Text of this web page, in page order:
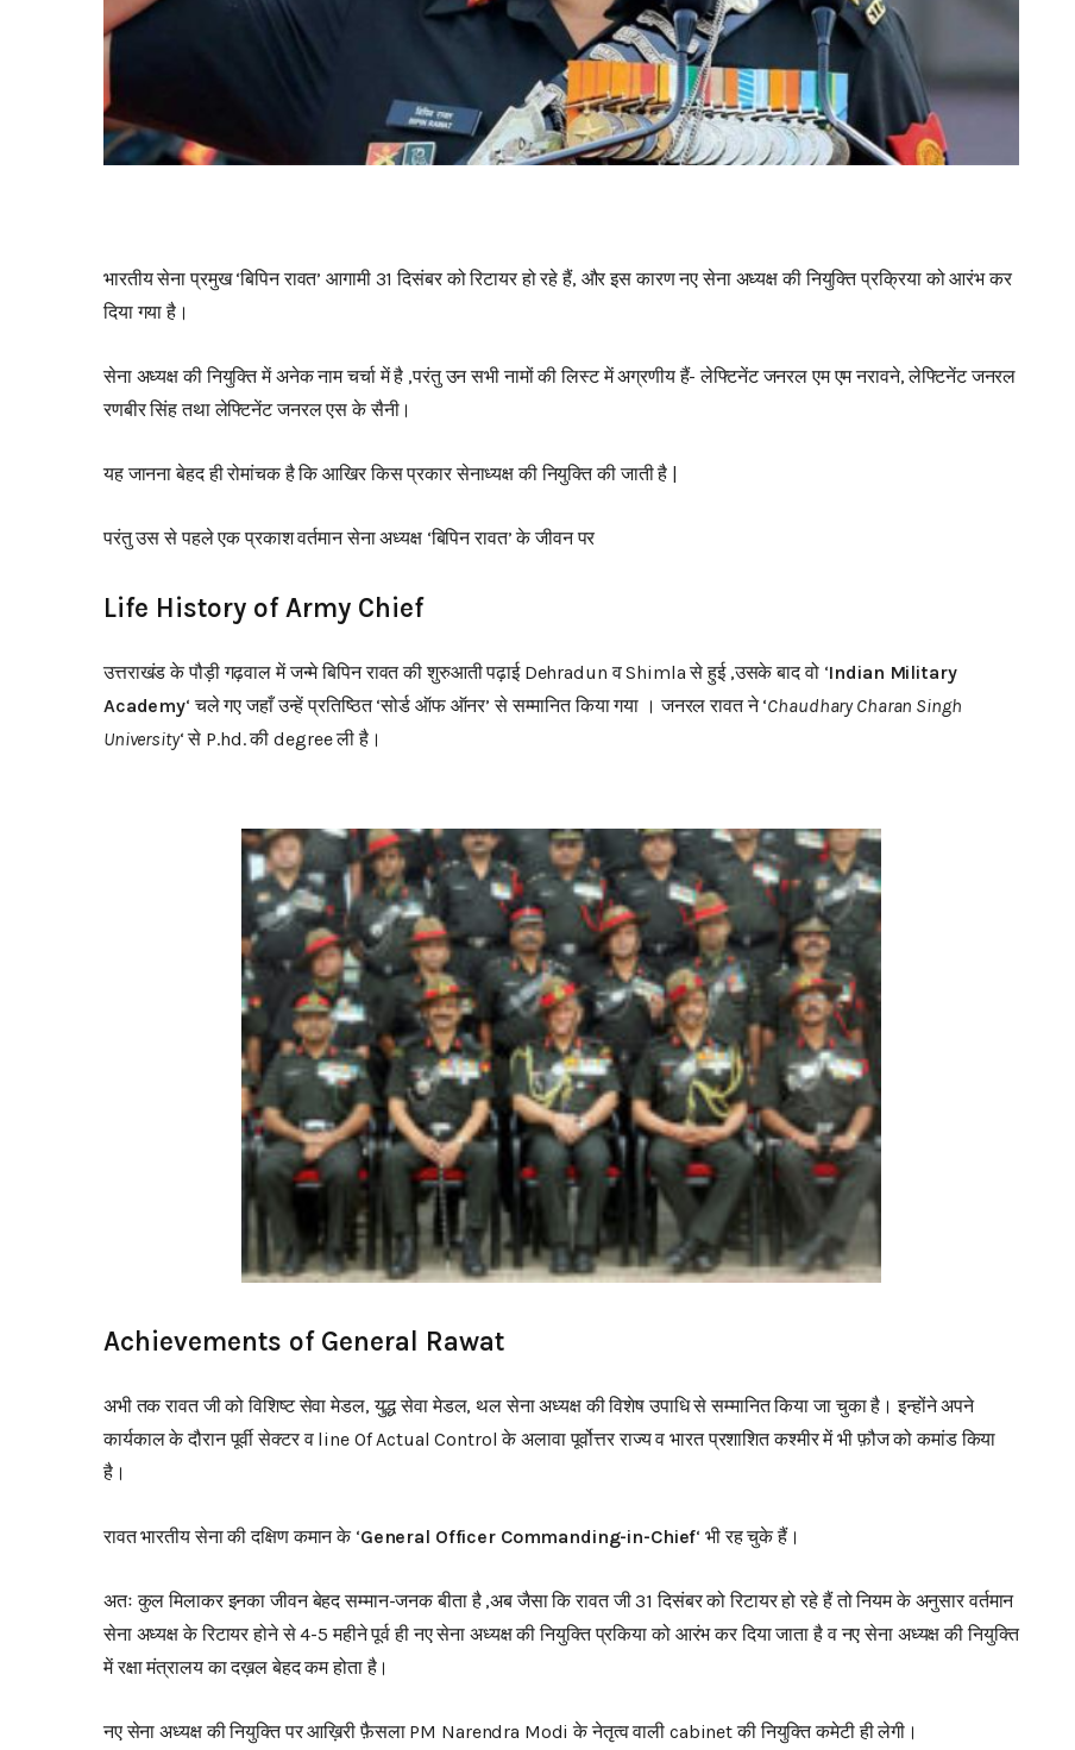
भारतीय सेना प्रमुख ‘बिपिन रावत’ आगामी 31 दिसंबर को रिटायर हो रहे हैं, और इस कारण नए सेना अध्यक्ष की नियुक्ति प्रक्रिया को आरंभ कर
दिया गया है।
सेना अध्यक्ष की नियुक्ति में अनेक नाम चर्चा में है ,परंतु उन सभी नामों की लिस्ट में अग्रणीय हैं- लेफ्टिनेंट जनरल एम एम नरावने, लेफ्टिनेंट जनरल
रणबीर सिंह तथा लेफ्टिनेंट जनरल एस के सैनी।
यह जानना बेहद ही रोमांचक है कि आखिर किस प्रकार सेनाध्यक्ष की नियुक्ति की जाती है |
परंतु उस से पहले एक प्रकाश वर्तमान सेना अध्यक्ष ‘बिपिन रावत’ के जीवन पर
Life History of Army Chief
उत्तराखंड के पौड़ी गढ़वाल में जन्मे बिपिन रावत की शुरुआती पढ़ाई Dehradun व Shimla से हुई ,उसके बाद वो ‘Indian Military
Academy‘ चले गए जहाँ उन्हें प्रतिष्ठित ‘सोर्ड ऑफ ऑनर’ से सम्मानित किया गया । जनरल रावत ने ‘Chaudhary Charan Singh
University‘ से P.hd. की degree ली है।
Achievements of General Rawat
अभी तक रावत जी को विशिष्ट सेवा मेडल, युद्ध सेवा मेडल, थल सेना अध्यक्ष की विशेष उपाधि से सम्मानित किया जा चुका है। इन्होंने अपने
कार्यकाल के दौरान पूर्वी सेक्टर व line Of Actual Control के अलावा पूर्वोत्तर राज्य व भारत प्रशाशित कश्मीर में भी फ़ौज को कमांड किया
है।
रावत भारतीय सेना की दक्षिण कमान के ‘General Officer Commanding-in-Chief‘ भी रह चुके हैं।
अतः कुल मिलाकर इनका जीवन बेहद सम्मान-जनक बीता है ,अब जैसा कि रावत जी 31 दिसंबर को रिटायर हो रहे हैं तो नियम के अनुसार वर्तमान
सेना अध्यक्ष के रिटायर होने से 4-5 महीने पूर्व ही नए सेना अध्यक्ष की नियुक्ति प्रकिया को आरंभ कर दिया जाता है व नए सेना अध्यक्ष की नियुक्ति
में रक्षा मंत्रालय का दख़ल बेहद कम होता है।
नए सेना अध्यक्ष की नियुक्ति पर आख़िरी फ़ैसला PM Narendra Modi के नेतृत्व वाली cabinet की नियुक्ति कमेटी ही लेगी।